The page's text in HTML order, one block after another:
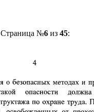
Страница №6из 45: